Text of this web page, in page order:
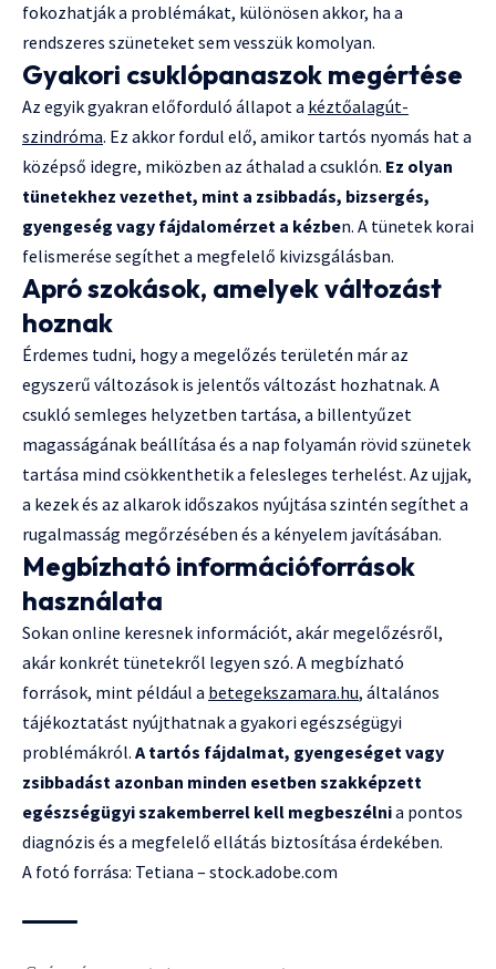
fokozhatják a problémákat, különösen akkor, ha a
rendszeres szüneteket sem vesszük komolyan.
Gyakori csuklópanaszok megértése
Az egyik gyakran előforduló állapot a kéztőalagút-
szindróma. Ez akkor fordul elő, amikor tartós nyomás hat a
középső idegre, miközben az áthalad a csuklón. Ez olyan
tünetekhez vezethet, mint a zsibbadás, bizsergés,
gyengeség vagy fájdalomérzet a kézben. A tünetek korai
felismerése segíthet a megfelelő kivizsgálásban.
Apró szokások, amelyek változást
hoznak
Érdemes tudni, hogy a megelőzés területén már az
egyszerű változások is jelentős változást hozhatnak. A
csukló semleges helyzetben tartása, a billentyűzet
magasságának beállítása és a nap folyamán rövid szünetek
tartása mind csökkenthetik a felesleges terhelést. Az ujjak,
a kezek és az alkarok időszakos nyújtása szintén segíthet a
rugalmasság megőrzésében és a kényelem javításában.
Megbízható információforrások
használata
Sokan online keresnek információt, akár megelőzésről,
akár konkrét tünetekről legyen szó. A megbízható
források, mint például a betegekszamara.hu, általános
tájékoztatást nyújthatnak a gyakori egészségügyi
problémákról. A tartós fájdalmat, gyengeséget vagy
zsibbadást azonban minden esetben szakképzett
egészségügyi szakemberrel kell megbeszélnia pontos
diagnózis és a megfelelő ellátás biztosítása érdekében.
A fotó forrása: Tetiana – stock.adobe.com